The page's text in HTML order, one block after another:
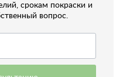
срокам покраски и
вопрос.